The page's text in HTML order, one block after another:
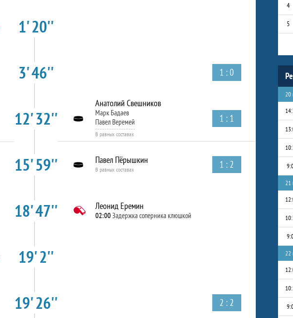
1' 20''
3' 46'' 1 : 0
12' 32''
Анатолий Свешников
Марк Бадаев
Павел Веремей
В равных составах
1 : 1
15' 59'' Павел Пёрышкин
В равных составах 1 : 2
18' 47'' Леонид Еремин
02:00Задержка соперника клюшкой
19' 2''
19' 26'' 2 : 2
4
5
20
21
22